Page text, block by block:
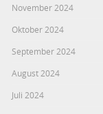
November 2024
Oktober 2024
September 2024
August 2024
Juli 2024